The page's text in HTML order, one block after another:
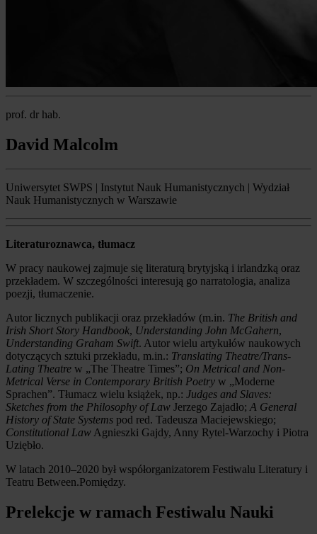
prof. dr hab.
David Malcolm
Uniwersytet SWPS | Instytut Nauk Humanistycznych | Wydział
Nauk Humanistycznych w Warszawie
Literaturoznawca, tłumacz
W pracy naukowej zajmuje się literaturą brytyjską i irlandzką oraz
przekładem. W szczególności interesują go narratologia, analiza
poezji, tłumaczenie.
Autor licznych publikacji oraz przekładów (m.in. The British and
Irish Short Story Handbook, Understanding John McGahern,
Understanding Graham Swift. Autor wielu artykułów naukowych
dotyczących sztuki przekładu, m.in.: Translating Theatre/Trans-
Lating Theatre w „The Theatre Times”; On Metrical and Non-
Metrical Verse in Contemporary British Poetry w „Moderne
Sprachen”. Tłumacz wielu książek, np.: Judges and Slaves:
Sketches from the Philosophy of Law Jerzego Zajadło; A General
History of State Systems pod red. Tadeusza Maciejewskiego;
Constitutional Law Agnieszki Gajdy, Anny Rytel-Warzochy i Piotra
Uziębło.
W latach 2010–2020 był współorganizatorem Festiwalu Literatury i
Teatru Between.Pomiędzy.
Prelekcje w ramach Festiwalu Nauki